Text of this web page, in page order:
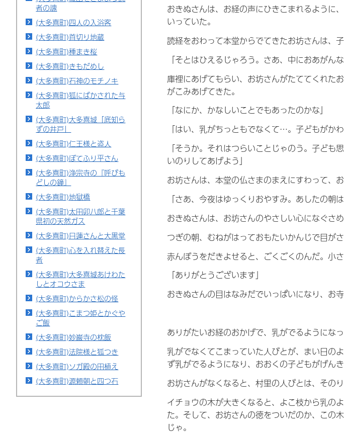
者の魂
(大多喜町)四人の入浴客
(大多喜町)首切り地蔵
(大多喜町)種まき桜
(大多喜町)きもだめし
(大多喜町)石神のモチノキ
(大多喜町)狐にばかされた与
太郎
(大多喜町)大多喜城「底知ら
ずの井戸」
(大多喜町)仁王様と盗人
(大多喜町)ぼてふり平さん
(大多喜町)浄宗寺の『呼びも
どしの鐘』
(大多喜町)地獄橋
(大多喜町)太田卯八郎と千葉
県初の天然ガス
(大多喜町)日蓮さんと大黒堂
(大多喜町)心を入れ替えた長
者
(大多喜町)大多喜城あけわた
しとオコウさま
(大多喜町)からかさ松の怪
(大多喜町)こまつ姫とかぐや
ご飯
(大多喜町)妙巌寺の枕飯
(大多喜町)法院様と狐つき
(大多喜町)ソガ殿の田植え
(大多喜町)源頼朝と四つ石
おきぬさんは、お経の声にひきこまれるように
いっていた。
読経をおわって本堂からでてきたお坊さんは、
「そとはひえるじゃろう。さあ、中におあがんな
庫裡にあげてもらい、お坊さんがたててくれた
がこみあげてきた。
「なにか、かなしいことでもあったのかな」
「はい、乳がちっともでなくて…。子どもがか
「そうか。それはつらいことじゃのう。子ど
いのりしてあげよう」
お坊さんは、本堂の仏さまのまえにすわって、
「さあ、今夜はゆっくりおやすみ。あしたの朝
おきぬさんは、お坊さんのやさしい心になぐさ
つぎの朝、むねがはっておもたいかんじで目が
赤んぼうをだきよせると、ごくごくのんだ。小
「ありがとうございます」
おきぬさんの目はなみだでいっぱいになり、お
ありがたいお経のおかげで、乳がでるようにな
乳がでなくてこまっていた人びとが、まい日の
ず乳がでるようになり、おおくの子どもがげんき
お坊さんがなくなると、村里の人びとは、その
イチョウの木が大きくなると、よこ枝から乳の
た。そして、お坊さんの徳をついだのか、この
じゃ。